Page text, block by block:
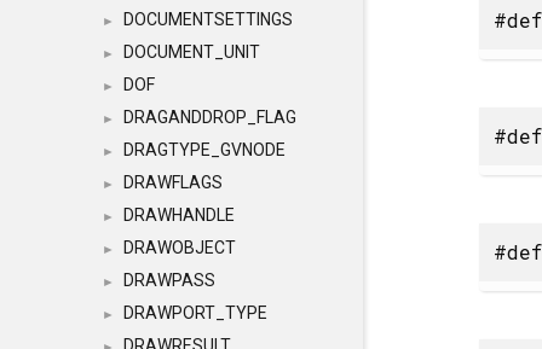
► DOCUMENTSETTINGS
► DOCUMENT_UNIT
► DOF
► DRAGANDDROP_FLAG
► DRAGTYPE_GVNODE
► DRAWFLAGS
► DRAWHANDLE
► DRAWOBJECT
► DRAWPASS
► DRAWPORT_TYPE